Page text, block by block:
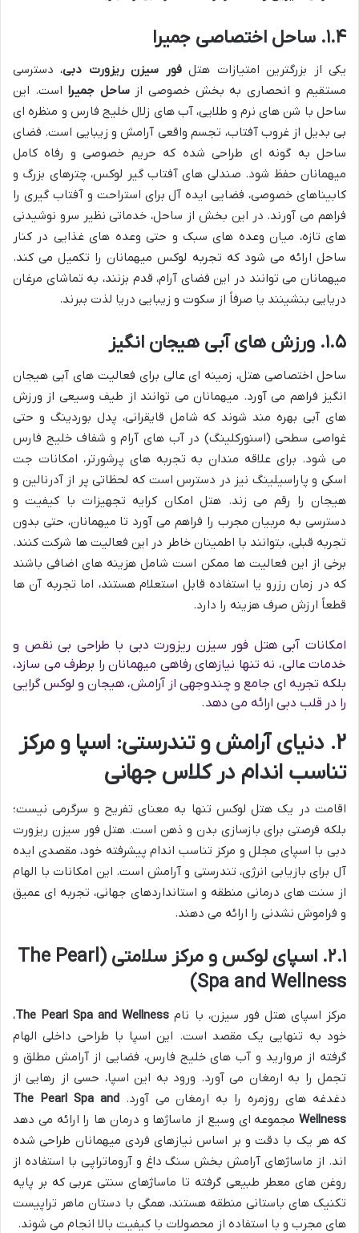
۱.۴. ساحل اختصاصی جمیرا
یکی از بزرگترین امتیازات هتلفور سیزن ریزورت دبی، دسترسی
مستقیم و انحصاری به بخش خصوصی ازساحل جمیرا است. این
ساحل با شن های نرم و طلایی، آب های زلال خلیج فارس و منظره ای
بی بدیل از غروب آفتاب، تجسم واقعی آرامش و زیبایی است. فضای
ساحل به گونه ای طراحی شده که حریم خصوصی و رفاه کامل
میهمانان حفظ شود. صندلی های آفتاب گیر لوکس، چترهای بزرگ و
کابیناهای خصوصی، فضایی ایده آل برای استراحت و آفتاب گیری را
فراهم می آورند. در این بخش از ساحل، خدماتی نظیر سرو نوشیدنی
های تازه، میان وعده های سبک و حتی وعده های غذایی در کنار
ساحل ارائه می شود که تجربه لوکس میهمانان را تکمیل می کند.
میهمانان می توانند در این فضای آرام، قدم بزنند، به تماشای مرغان
دریایی بنشینند یا صرفاً از سکوت و زیبایی دریا لذت ببرند.
۱.۵. ورزش های آبی هیجان انگیز
ساحل اختصاصی هتل، زمینه ای عالی برای فعالیت های آبی هیجان
انگیز فراهم می آورد. میهمانان می توانند از طیف وسیعی از ورزش
های آبی بهره مند شوند که شامل قایقرانی، پدل بوردینگ و حتی
غواصی سطحی (اسنورکلینگ) در آب های آرام و شفاف خلیج فارس
می شود. برای علاقه مندان به تجربه های پرشورتر، امکانات جت
اسکی و پاراسیلینگ نیز در دسترس است که لحظاتی پر از آدرنالین و
هیجان را رقم می زند. هتل امکان کرایه تجهیزات با کیفیت و
دسترسی به مربیان مجرب را فراهم می آورد تا میهمانان، حتی بدون
تجربه قبلی، بتوانند با اطمینان خاطر در این فعالیت ها شرکت کنند.
برخی از این فعالیت ها ممکن است شامل هزینه های اضافی باشند
که در زمان رزرو یا استفاده قابل استعلام هستند، اما تجربه آن ها
قطعاً ارزش صرف هزینه را دارد.
امکانات آبی هتل فور سیزن ریزورت دبی با طراحی بی نقص و
خدمات عالی، نه تنها نیازهای رفاهی میهمانان را برطرف می سازد،
بلکه تجربه ای جامع و چندوجهی از آرامش، هیجان و لوکس گرایی
را در قلب دبی ارائه می دهد.
۲. دنیای آرامش و تندرستی: اسپا و مرکز
تناسب اندام در کلاس جهانی
اقامت در یک هتل لوکس تنها به معنای تفریح و سرگرمی نیست؛
بلکه فرصتی برای بازسازی بدن و ذهن است. هتل فور سیزن ریزورت
دبی با اسپای مجلل و مرکز تناسب اندام پیشرفته خود، مقصدی ایده
آل برای بازیابی انرژی، تندرستی و آرامش است. این امکانات با الهام
از سنت های درمانی منطقه و استانداردهای جهانی، تجربه ای عمیق
و فراموش نشدنی را ارائه می دهند.
۲.۱. اسپای لوکس و مرکز سلامتی (The Pearl
Spa and Wellness)
مرکز اسپای هتل فور سیزن، با نام The Pearl Spa and Wellness،
خود به تنهایی یک مقصد است. این اسپا با طراحی داخلی الهام
گرفته از مروارید و آب های خلیج فارس، فضایی از آرامش مطلق و
تجمل را به ارمغان می آورد. ورود به این اسپا، حسی از رهایی از
دغدغه های روزمره را به ارمغان می آورد.The Pearl Spa and
Wellness مجموعه ای وسیع از ماساژها و درمان ها را ارائه می دهد
که هر یک با دقت و بر اساس نیازهای فردی میهمانان طراحی شده
اند. از ماساژهای آرامش بخش سنگ داغ و آروماتراپی با استفاده از
روغن های معطر طبیعی گرفته تا ماساژهای سنتی عربی که بر پایه
تکنیک های باستانی منطقه هستند، همگی با دستان ماهر تراپیست
های مجرب و با استفاده از محصولات با کیفیت بالا انجام می شوند.